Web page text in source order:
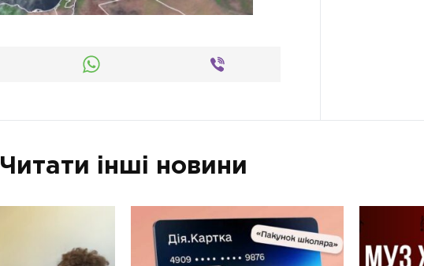
Читати інші новини